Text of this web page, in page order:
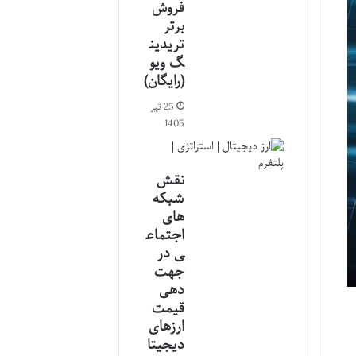
فروش
برتر
تریدین
گ ویو
(رایگان)
25 تیر
1405
نقش
شبکه
های
اجتماع
ی در
جهت
دهی
قیمت
ارزهای
دیجیتا